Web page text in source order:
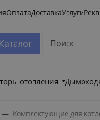
ОплатаДоставкаУслуги
Каталог
отопления
Комплектующие для